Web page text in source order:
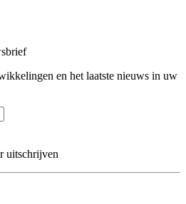
en het laatste nieuws in uw
uitschrijven